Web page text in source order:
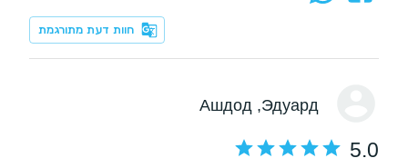
חוות דעת מתורגמת
Эдуард
, Ашдод
5.0